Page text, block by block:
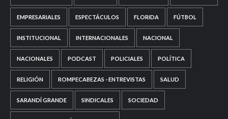
EMPRESARIALES ESPECTÁCULOS FLORIDA FÚTBOL
INSTITUCIONAL INTERNACIONALES NACIONAL
NACIONALES PODCAST POLICIALES POLÍTICA
RELIGIÓN ROMPECABEZAS - ENTREVISTAS SALUD
SARANDÍ GRANDE SINDICALES SOCIEDAD